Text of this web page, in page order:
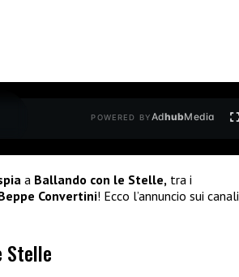
POWERED BYAdhubMedia
a Ballando con le Stelle, tra i
Convertini! Ecco l’annuncio sui canali
Stelle